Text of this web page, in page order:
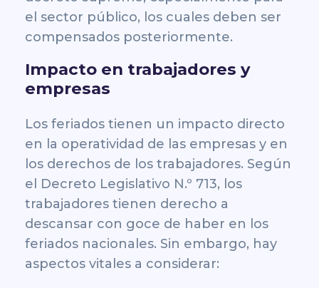
el sector público, los cuales deben ser
compensados posteriormente.
Impacto en trabajadores y
empresas
Los feriados tienen un impacto directo
en la operatividad de las empresas y en
los derechos de los trabajadores. Según
el Decreto Legislativo N.º 713, los
trabajadores tienen derecho a
descansar con goce de haber en los
feriados nacionales. Sin embargo, hay
aspectos vitales a considerar: